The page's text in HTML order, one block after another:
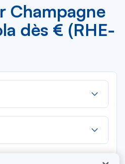
Champagne
dès € (RHE-
liste